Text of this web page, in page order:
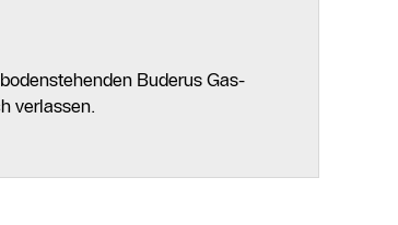
Buderus Gas-
verlassen.